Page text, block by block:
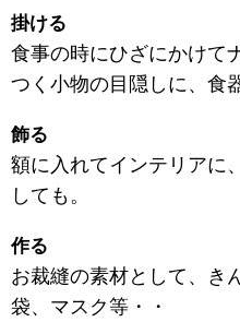
掛ける
食事の時にひざにかけて
つく小物の目隠しに、食
飾る
額に入れてインテリアに
しても。
作る
お裁縫の素材として、き
袋、マスク等・・